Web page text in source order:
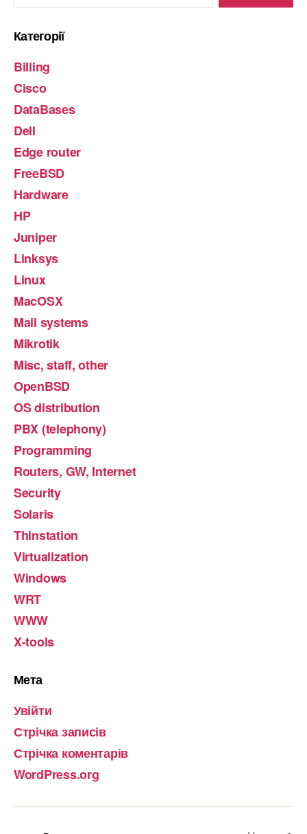
Категорії
Billing
Cisco
DataBases
Dell
Edge router
FreeBSD
Hardware
HP
Juniper
Linksys
Linux
MacOSX
Mail systems
Mikrotik
Misc, staff, other
OpenBSD
OS distribution
PBX (telephony)
Programming
Routers, GW, Internet
Security
Solaris
Thinstation
Virtualization
Windows
WRT
WWW
X-tools
Мета
Увійти
Стрічка записів
Стрічка коментарів
WordPress.org